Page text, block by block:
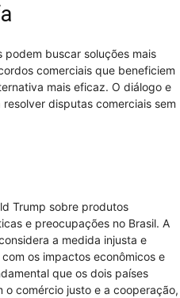
podem buscar soluções mais
comerciais que beneficiem
mais eficaz. O diálogo e
disputas comerciais sem
Trump sobre produtos
e preocupações no Brasil. A
a medida injusta e
os impactos econômicos e
que os dois países
o comércio justo e a cooperação,